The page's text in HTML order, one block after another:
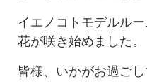
イエノコトモデルル
花が咲き始めました。
皆様、いかがお過ごし